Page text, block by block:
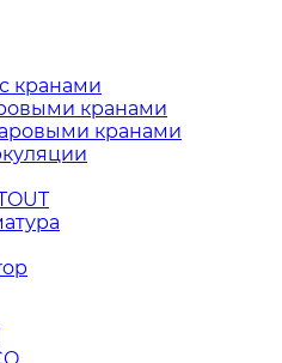
кранами
кранами
кранами